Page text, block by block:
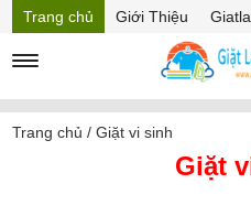
Trang chủ Giới Thiệu
Mã Giảm giá
Trang chủ /Giặt vi sinh
Giặt